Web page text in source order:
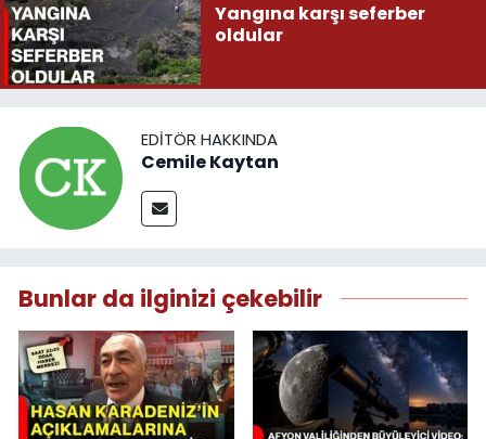
Yangına karşı seferber
oldular
EDITÖR HAKKINDA
Cemile Kaytan
Bunlar da ilginizi çekebilir